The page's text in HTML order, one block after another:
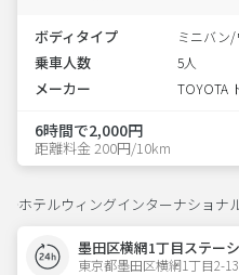
ボディタイプ ミニバン/
乗車人数 5人
メーカー TOYOTA
6時間で2,000円
距離料金 200円/10km
ホテルウィングインターナショナ
墨田区横網1丁目ステー
東京都墨田区横網1丁目2-13